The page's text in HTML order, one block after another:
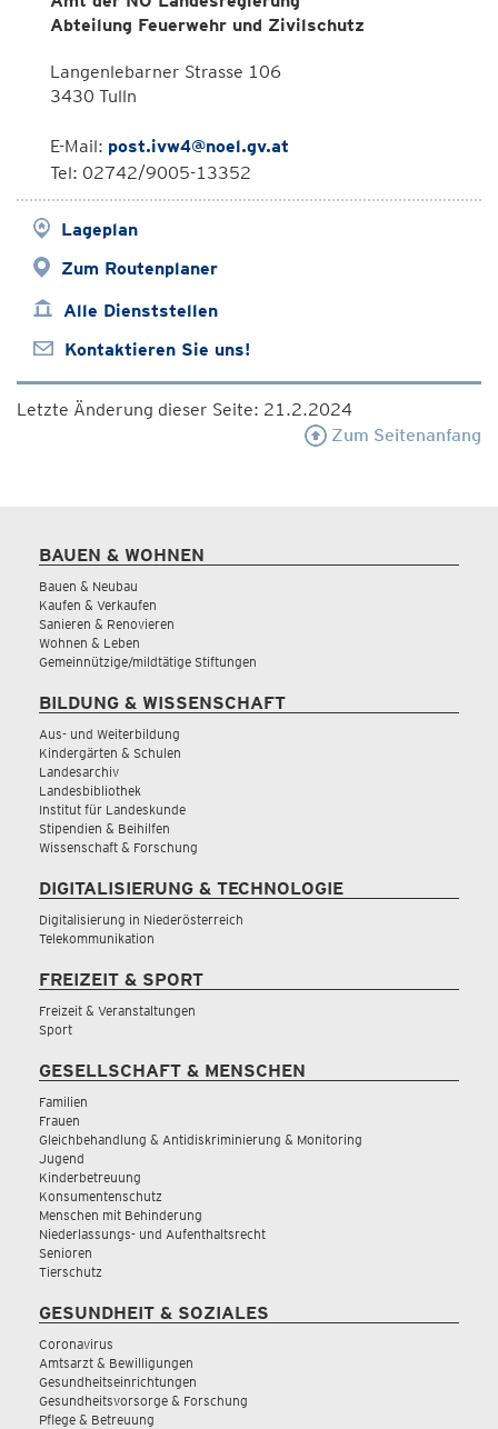
Abteilung Feuerwehr und Zivilschutz
Langenlebarner Strasse 106
3430 Tulln
E-Mail: post.ivw4@noel.gv.at
Tel: 02742/9005-13352
Lageplan
Zum Routenplaner
Alle Dienststellen
Kontaktieren Sie uns!
Letzte Änderung dieser Seite: 21.2.2024
Zum Seitenanfang
BAUEN & WOHNEN
Bauen & Neubau
Kaufen & Verkaufen
Sanieren & Renovieren
Wohnen & Leben
Gemeinnützige/mildtätige Stiftungen
BILDUNG & WISSENSCHAFT
Aus- und Weiterbildung
Kindergärten & Schulen
Landesarchiv
Landesbibliothek
Institut für Landeskunde
Stipendien & Beihilfen
Wissenschaft & Forschung
DIGITALISIERUNG & TECHNOLOGIE
Digitalisierung in Niederösterreich
Telekommunikation
FREIZEIT & SPORT
Freizeit & Veranstaltungen
Sport
GESELLSCHAFT & MENSCHEN
Familien
Frauen
Gleichbehandlung & Antidiskriminierung & Monitoring
Jugend
Kinderbetreuung
Konsumentenschutz
Menschen mit Behinderung
Niederlassungs- und Aufenthaltsrecht
Senioren
Tierschutz
GESUNDHEIT & SOZIALES
Coronavirus
Amtsarzt & Bewilligungen
Gesundheitseinrichtungen
Gesundheitsvorsorge & Forschung
Pflege & Betreuung